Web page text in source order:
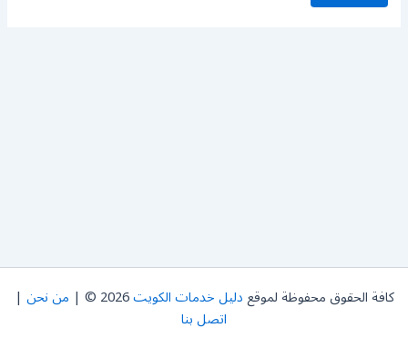
كافة الحقوق محفوظة لموقعدليل خدمات الكويت2026 © | من نحن |
اتصل بنا